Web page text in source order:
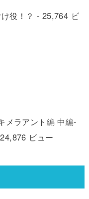
役！？ - 25,764 ビ
メラアント編 中編-
ビュー